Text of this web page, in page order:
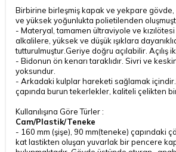
Birbirine birleşmiş kapak ve yekpare gövde,
ve yüksek yoğunlukta polietilenden
- Materyal, tamamen ültraviyole ve kızılötesi
alkalilere, yüksek ve düşük ışıklara
tutturulmuştur.Geriye doğru açılabilir. Açılış
- Bidonun ön kenarı taraklıdır. Sivri ve
yoksundur.
- Arkadaki kulplar hareketi sağlamak
çapında burun tekerlekler, kaliteli çelikten
Kullanılışına Göre Türler :
Cam/Plastik/Teneke
- 160 mm (şişe), 90 mm(teneke) çapındaki
kat lastikten oluşan yuvarlak bir pencere